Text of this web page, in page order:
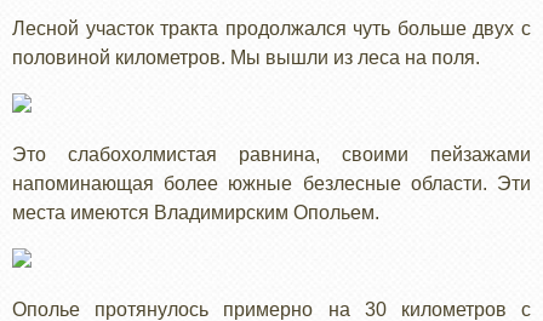
Лесной участок тракта продолжался чуть больше двух с
половиной километров. Мы вышли из леса на поля.
Это слабохолмистая равнина, своими пейзажами
напоминающая более южные безлесные области. Эти
места имеются Владимирским Опольем.
Ополье протянулось примерно на 30 километров с